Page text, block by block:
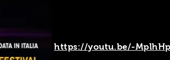
https://youtu.be/-